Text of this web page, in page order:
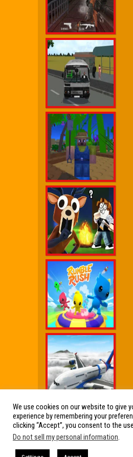
Wx Cheat Games|Click
Friv Online Jogos
We use cookies on our website to give
experience by remembering your
clicking “Accept”, you consent to the
Do not sell my personal information.